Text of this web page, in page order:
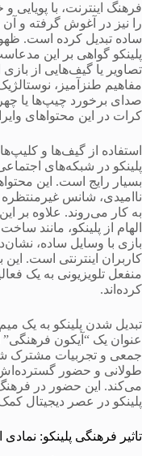
فرهنگ اینترنت، با پویایی
را نیز در آغوش گرفته و آن
پلینکو گواهی بر این
مفاهیم طنزآمیز،
صدای برخورد چیپ‌ها یا
کرات در این محتواهای
استفاده از گیف‌ها و
پلینکو در شبکه‌های
بسیار رایج است. این
ناامیدی، شانس
به کار می‌روند. علاوه بر
الهام از پلینکو، مانند
بازی با وسایل ساده،
کاربران اینترنتی است. این
منفعل تلویزیونی به یک
کرده‌اند.
تبدیل شدن پلینکو به یک
عنوان یک “آیکون
جمعی و تجربیات مشترک
طولانی و حضور گسترده‌اش،
می‌کند. این حضور در فرهنگ
پلینکو در عصر دیجیتال
تاثیر فرهنگی پلینکو: